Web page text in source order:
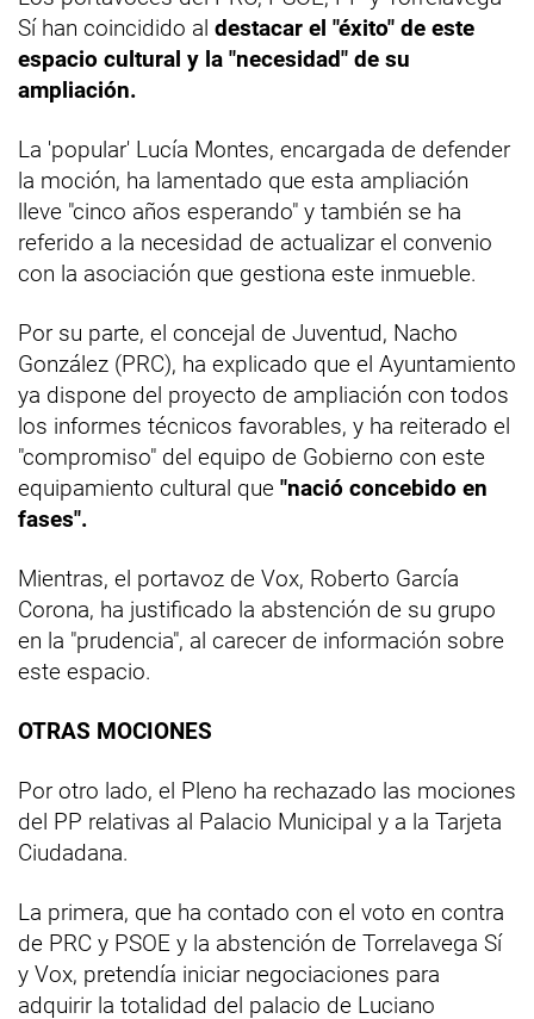
Sí han coincidido al destacar el "éxito" de este
espacio cultural y la "necesidad" de su
ampliación.
La 'popular' Lucía Montes, encargada de defender
la moción, ha lamentado que esta ampliación
lleve "cinco años esperando" y también se ha
referido a la necesidad de actualizar el convenio
con la asociación que gestiona este inmueble.
Por su parte, el concejal de Juventud, Nacho
González (PRC), ha explicado que el Ayuntamiento
ya dispone del proyecto de ampliación con todos
los informes técnicos favorables, y ha reiterado el
"compromiso" del equipo de Gobierno con este
equipamiento cultural que "nació concebido en
fases".
Mientras, el portavoz de Vox, Roberto García
Corona, ha justificado la abstención de su grupo
en la "prudencia", al carecer de información sobre
este espacio.
OTRAS MOCIONES
Por otro lado, el Pleno ha rechazado las mociones
del PP relativas al Palacio Municipal y a la Tarjeta
Ciudadana.
La primera, que ha contado con el voto en contra
de PRC y PSOE y la abstención de Torrelavega Sí
y Vox, pretendía iniciar negociaciones para
adquirir la totalidad del palacio de Luciano